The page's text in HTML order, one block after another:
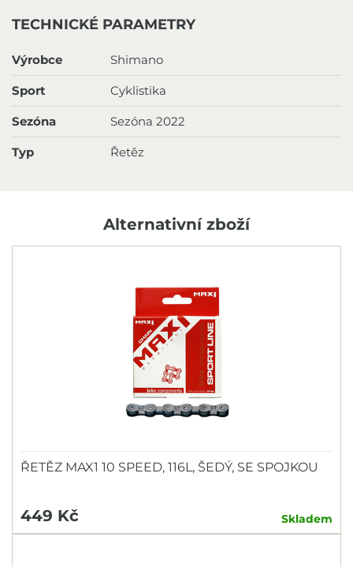
TECHNICKÉ PARAMETRY
Výrobce Shimano
Sport Cyklistika
Sezóna Sezóna 2022
Typ Řetěz
Alternativní zboží
ŘETĚZ MAX1 10 SPEED, 116L, ŠEDÝ, SE SPOJKOU
449 Kč Skladem